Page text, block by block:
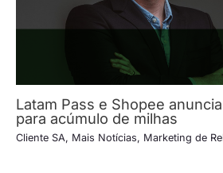
Latam Pass e Shopee
para acúmulo de milhas
Cliente SA, Mais Notícias, Marketing de